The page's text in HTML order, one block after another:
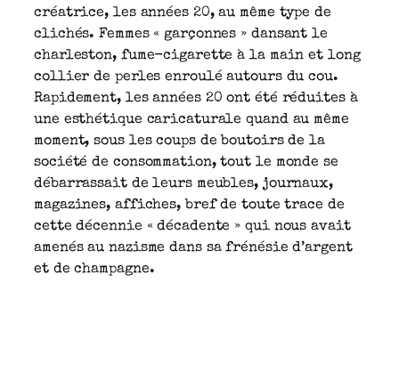
créatrice, les années 20, au même type de
clichés. Femmes « garçonnes » dansant le
charleston, fume-cigarette à la main et long
collier de perles enroulé autours du cou.
Rapidement, les années 20 ont été réduites à
une esthétique caricaturale quand au même
moment, sous les coups de boutoirs de la
société de consommation, tout le monde se
débarrassait de leurs meubles, journaux,
magazines, affiches, bref de toute trace de
cette décennie « décadente » qui nous avait
amenés au nazisme dans sa frénésie d’argent
et de champagne.